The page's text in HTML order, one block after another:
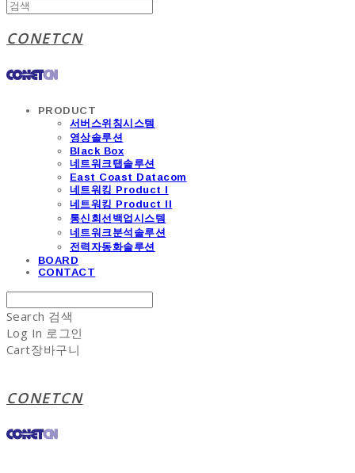
CONETCN
PRODUCT
서버스위칭시스템
영상솔루션
Black Box
네트워크탭솔루션
East Coast Datacom
네트워킹 Product I
네트워킹 Product II
통신회선백업시스템
네트워크분석솔루션
전력자동화솔루션
BOARD
CONTACT
Search 검색
Log In 로그인
Cart장바구니
CONETCN